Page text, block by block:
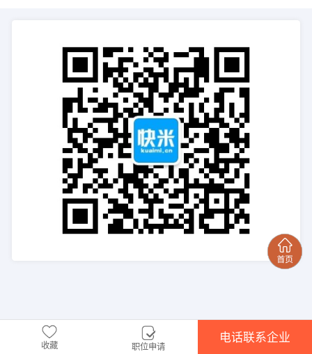
收藏 职位申请
电话联系企业